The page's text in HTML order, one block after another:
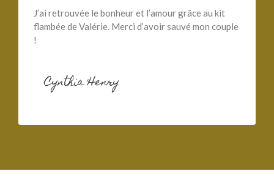
J’ai retrouvée le bonheur et l’amour grâce au kit
flambée de Valérie. Merci d’avoir sauvé mon couple
!
Cynthia Henry